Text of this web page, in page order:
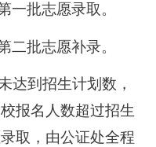
批志愿录取。
批志愿补录。
到招生计划数，
报名人数超过招生
取，由公证处全程